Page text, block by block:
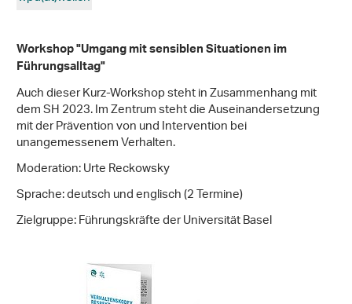
Workshop"Umgang mit sensiblen Situationen im
Führungsalltag"
Auch dieser Kurz-Workshop steht in Zusammenhang mit
dem SH 2023. Im Zentrum steht die Auseinandersetzung
mit der Prävention von und Intervention bei
unangemessenem Verhalten.
Moderation: Urte Reckowsky
Sprache: deutsch und englisch (2 Termine)
Zielgruppe: Führungskräfte der Universität Basel